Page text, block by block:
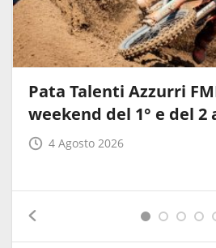
Pata Talenti Azzurri
weekend del 1° e del 2
4 Agosto 2026